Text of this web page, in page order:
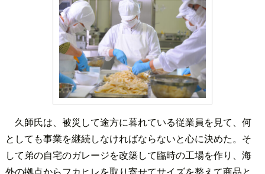
久師氏は、被災して途方に暮れている従業員を見て、何
としても事業を継続しなければならないと心に決めた。そ
して弟の自宅のガレージを改築して臨時の工場を作り、海
外の拠点からフカヒレを取り寄せてサイズを整えて商品と